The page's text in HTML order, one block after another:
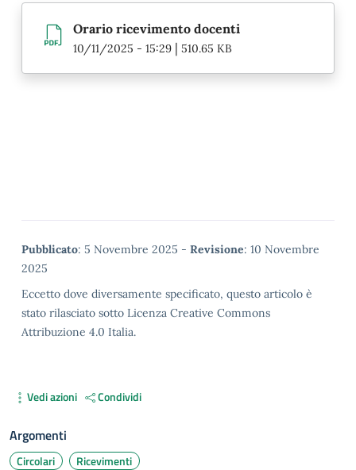
Orario ricevimento docenti
10/11/2025 - 15:29 | 510.65 KB
Metadata
Pubblicato: 5 Novembre 2025 - Revisione: 10 Novembre
2025
Eccetto dove diversamente specificato, questo articolo è
stato rilasciato sotto Licenza Creative Commons
Attribuzione 4.0 Italia.
Vedi azioni Condividi
Argomenti
Circolari Ricevimenti